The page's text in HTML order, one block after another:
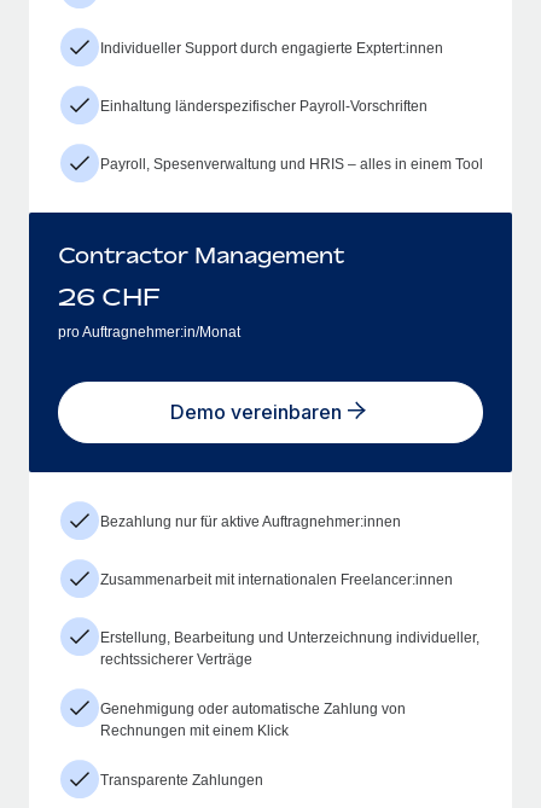
Individueller Support durch engagierte Exptert:innen
Einhaltung länderspezifischer Payroll-Vorschriften
Payroll, Spesenverwaltung und HRIS – alles in einem Tool
Contractor Management
26 CHF
pro Auftragnehmer:in/Monat
Demo vereinbaren
Bezahlung nur für aktive Auftragnehmer:innen
Zusammenarbeit mit internationalen Freelancer:innen
Erstellung, Bearbeitung und Unterzeichnung individueller,
rechtssicherer Verträge
Genehmigung oder automatische Zahlung von
Rechnungen mit einem Klick
Transparente Zahlungen